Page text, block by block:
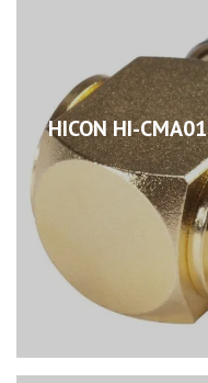
HICON HI-